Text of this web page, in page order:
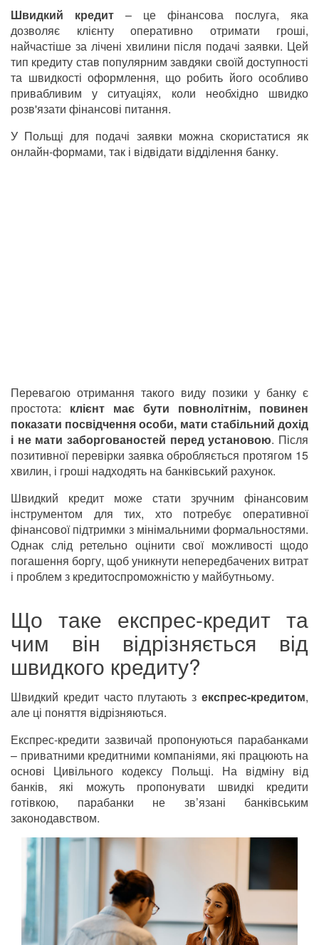
Швидкий кредит – це фінансова послуга, яка
дозволяє клієнту оперативно отримати гроші,
найчастіше за лічені хвилини після подачі заявки. Цей
тип кредиту став популярним завдяки своїй доступності
та швидкості оформлення, що робить його особливо
привабливим у ситуаціях, коли необхідно швидко
розв'язати фінансові питання.
У Польщі для подачі заявки можна скористатися як
онлайн-формами, так і відвідати відділення банку.
Перевагою отримання такого виду позики у банку є
простота: клієнт має бути повнолітнім, повинен
показати посвідчення особи, мати стабільний дохід
і не мати заборгованостей перед установою. Після
позитивної перевірки заявка обробляється протягом 15
хвилин, і гроші надходять на банківський рахунок.
Швидкий кредит може стати зручним фінансовим
інструментом для тих, хто потребує оперативної
фінансової підтримки з мінімальними формальностями.
Однак слід ретельно оцінити свої можливості щодо
погашення боргу, щоб уникнути непередбачених витрат
і проблем з кредитоспроможністю у майбутньому.
Що таке експрес-кредит та
чим він відрізняється від
швидкого кредиту?
Швидкий кредит часто плутають з експрес-кредитом,
але ці поняття відрізняються.
Експрес-кредити зазвичай пропонуються парабанками
– приватними кредитними компаніями, які працюють на
основі Цивільного кодексу Польщі. На відміну від
банків, які можуть пропонувати швидкі кредити
готівкою, парабанки не зв’язані банківським
законодавством.